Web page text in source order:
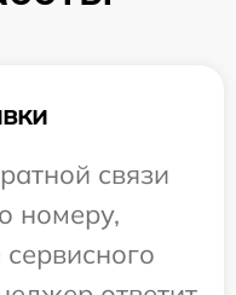
связи
номеру,